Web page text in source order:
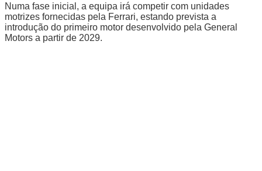
Numa fase inicial, a equipa irá competir com unidades
motrizes fornecidas pela Ferrari, estando prevista a
introdução do primeiro motor desenvolvido pela General
Motors a partir de 2029.